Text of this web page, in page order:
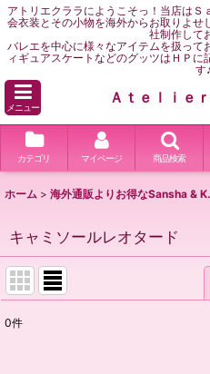
アトリエクララにようこそっ！当店は
会衣装とその小物を海外からお取りよせ
社制作して
バレエを中心に様々なアイテムを扱って
ィギュアスケートなどのグッツはＨＰ
す♪
メニュー
Ａｔｅｌｉｅ
カテゴリ マイページ 商品検索
ホーム > 海外通販よりお得なSansha &
キャミソールレオタード
0件